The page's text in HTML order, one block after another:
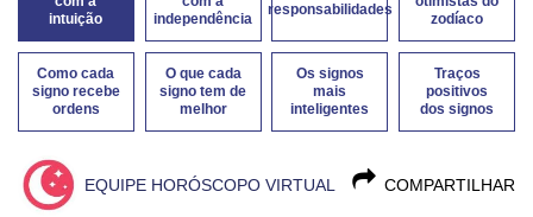
intuição
independência
responsabilidades
zodíaco
Como cada
signo recebe
ordens
O que cada
signo tem de
melhor
Os signos
mais
inteligentes
Traços
positivos
dos signos
COMPARTILHAR
EQUIPE HORÓSCOPO VIRTUAL